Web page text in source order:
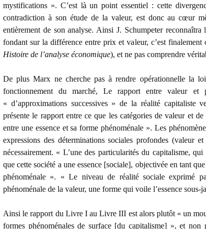
mystifications ». C’est là un point essentiel : cette
contradiction à son étude de la valeur, est donc au cœur
entièrement de son analyse. Ainsi J. Schumpeter
fondant sur la différence entre prix et valeur, c’est
Histoire de l’analyse économique), et ne pas comprendre
De plus Marx ne cherche pas à rendre opérationnelle la
fonctionnement du marché, Le rapport entre valeur
« d’approximations successives » de la réalité capitaliste
présente le rapport entre ce que les catégories de valeur et
entre une essence et sa forme phénoménale ». Les
expressions des déterminations sociales profondes (valeur
nécessairement. « L’une des particularités du capitalisme,
que cette société a une essence [sociale], objectivée en tant
phénoménale ». « Le niveau de réalité sociale exprimé
phénoménale de la valeur, une forme qui voile l’essence sous-
Ainsi le rapport du Livre I au Livre III est alors plutôt « un
formes phénoménales de surface [du capitalisme] », et non